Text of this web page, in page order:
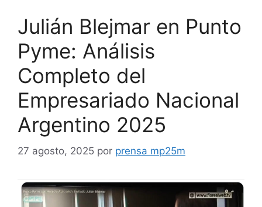
Julián Blejmar en Punto
Pyme: Análisis
Completo del
Empresariado Nacional
Argentino 2025
27 agosto, 2025 por prensa mp25m